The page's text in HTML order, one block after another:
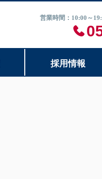
営業時間：10:00～
採用情報